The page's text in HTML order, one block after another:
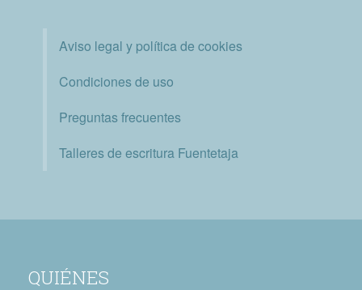
Aviso legal y política de cookies
Condiciones de uso
Preguntas frecuentes
Talleres de escritura Fuentetaja
QUIÉNES